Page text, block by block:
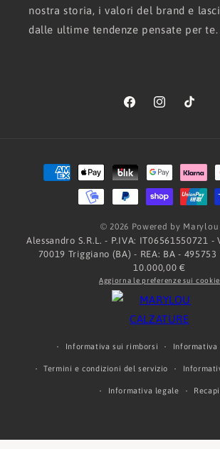
nostra storia, i valori del brand e
dalle ultime tendenze pensate per te.
FacebookInstagramTikTok
Metodi
di
pagamento
© 2026 Powered by Marylou
Alessandro S.R.L. - P.IVA: IT06561550721 -
70019 Triggiano (BA) - REA: BA -
10.000,00 €
Aggiorna le preferenze sui cookie
Informativa sui rimborsi Informativa
Termini e condizioni del servizio
Informativa legale